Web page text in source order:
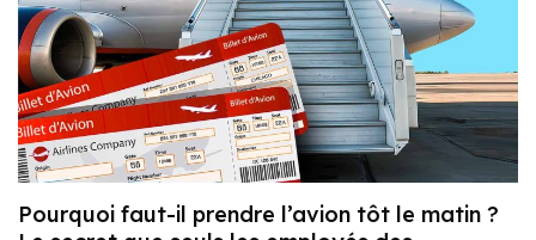
Pourquoi faut-il prendre l’avion tôt le matin ?